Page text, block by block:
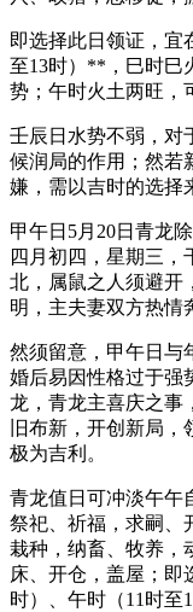
即选择此日领证，宜
至13时）**，巳时巳
势；午时火土两旺，
壬辰日水势不弱，对
候润局的作用；然若
嫌，需以吉时的选择
甲午日5月20日青龙
四月初四，星期三，
北，属鼠之人须避开
明，主夫妻双方热情
然须留意，甲午日与
婚后易因性格过于强
龙，青龙主喜庆之事
旧布新，开创新局
极为吉利。
青龙值日可冲淡午午
祭祀、祈福，求嗣、
栽种，纳畜、牧养，
床、开仓，盖屋；即
时）、午时（11时至